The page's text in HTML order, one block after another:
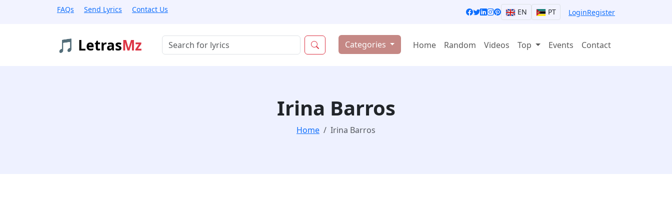
FAQs Send Lyrics Contact Us EN PT LoginRegister
🎵 LetrasMz Buscar músicas Categories Home Random Videos Top Events Contact
Irina Barros
Home Irina Barros